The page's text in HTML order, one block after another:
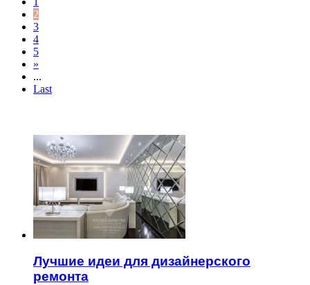
2
3
4
5
»
...
Last
Лучшие идеи для дизайнерского
ремонта